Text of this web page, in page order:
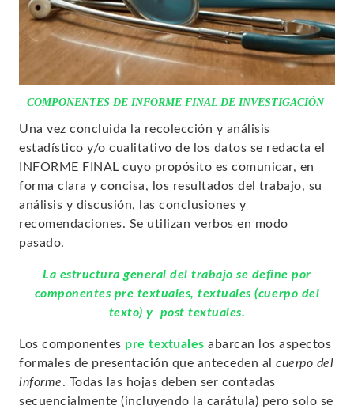
COMPONENTES DE INFORME FINAL DE INVESTIGACIÓN
Una vez concluida la recolección y análisis
estadístico y/o cualitativo de los datos se redacta el
INFORME FINAL cuyo propósito es comunicar, en
forma clara y concisa, los resultados del trabajo, su
análisis y discusión, las conclusiones y
recomendaciones. Se utilizan verbos en modo
pasado.
La estructura general del trabajo se define por
componentes pre textuales, textuales (cuerpo del
texto) y post textuales.
Los componentes pre textuales abarcan los aspectos
formales de presentación que anteceden al
cuerpo del
informe. Todas las hojas deben ser contadas
secuencialmente (incluyendo la carátula) pero solo se